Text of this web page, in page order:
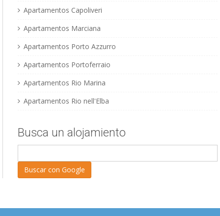
Apartamentos Capoliveri
Apartamentos Marciana
Apartamentos Porto Azzurro
Apartamentos Portoferraio
Apartamentos Rio Marina
Apartamentos Rio nell'Elba
Busca un alojamiento